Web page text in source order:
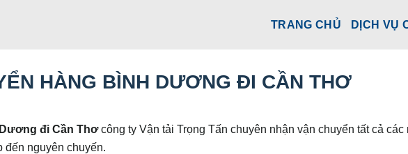
TRANG CHỦ DỊCH VỤ
HÀNG BÌNH DƯƠNG ĐI CẦN THƠ
đi Cần Thơcông ty Vận tải Trọng Tấn chuyên nhận vận chuyển tất cả các
đến nguyên chuyến.